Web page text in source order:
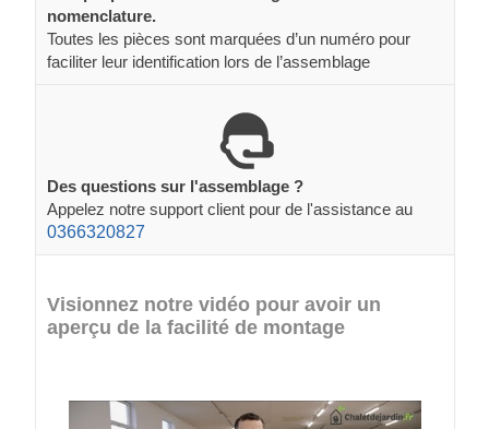
nomenclature.
Toutes les pièces sont marquées d’un numéro pour
faciliter leur identification lors de l’assemblage
Des questions sur l'assemblage ?
Appelez notre support client pour de l'assistance au
0366320827
Visionnez notre vidéo pour avoir un
aperçu de la facilité de montage